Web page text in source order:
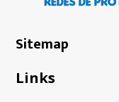
Sitemap
Links